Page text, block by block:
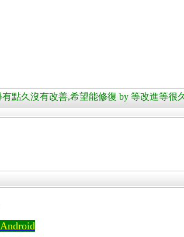
點久沒有改善,希望能修復 by 等改進等很